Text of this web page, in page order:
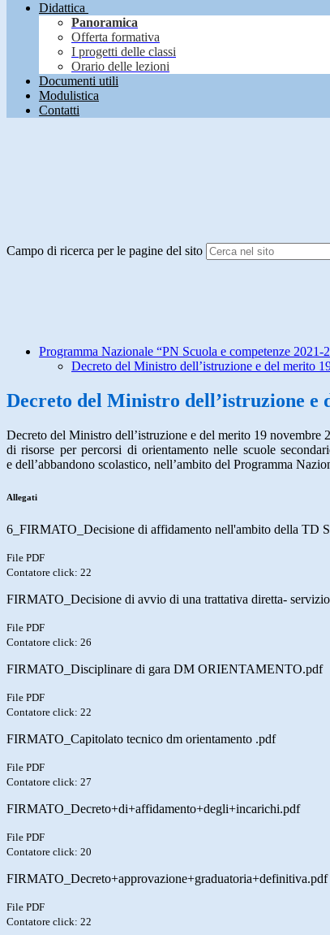
Didattica
Panoramica
Offerta formativa
I progetti delle classi
Orario delle lezioni
Documenti utili
Modulistica
Contatti
Campo di ricerca per le pagine del sito
Programma Nazionale “PN Scuola e competenze 2021-
Decreto del Ministro dell’istruzione e del merito
Decreto del Ministro dell’istruzione e
Decreto del Ministro dell’istruzione e del merito 19 novembre
di risorse per percorsi di orientamento nelle scuole
e dell’abbandono scolastico, nell’ambito del Programma
Allegati
6_FIRMATO_Decisione di affidamento nell'ambito della TD
File PDF
Contatore click: 22
FIRMATO_Decisione di avvio di una trattativa diretta-
File PDF
Contatore click: 26
FIRMATO_Disciplinare di gara DM ORIENTAMENTO.pdf
File PDF
Contatore click: 22
FIRMATO_Capitolato tecnico dm orientamento .pdf
File PDF
Contatore click: 27
FIRMATO_Decreto+di+affidamento+degli+incarichi.pdf
File PDF
Contatore click: 20
FIRMATO_Decreto+approvazione+graduatoria+definitiva.pdf
File PDF
Contatore click: 22